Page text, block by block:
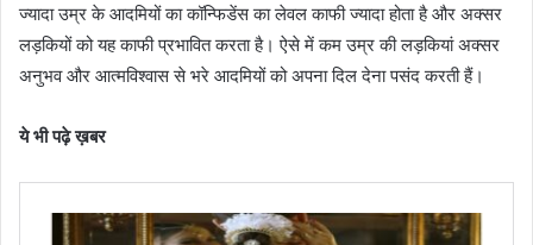
ज्यादा उम्र के आदमियों का कॉन्फिडेंस का लेवल काफी ज्यादा होता है और अक्सर
लड़कियों को यह काफी प्रभावित करता है। ऐसे में कम उम्र की लड़कियां अक्सर
अनुभव और आत्मविश्वास से भरे आदमियों को अपना दिल देना पसंद करती हैं।
ये भी पढ़े ख़बर